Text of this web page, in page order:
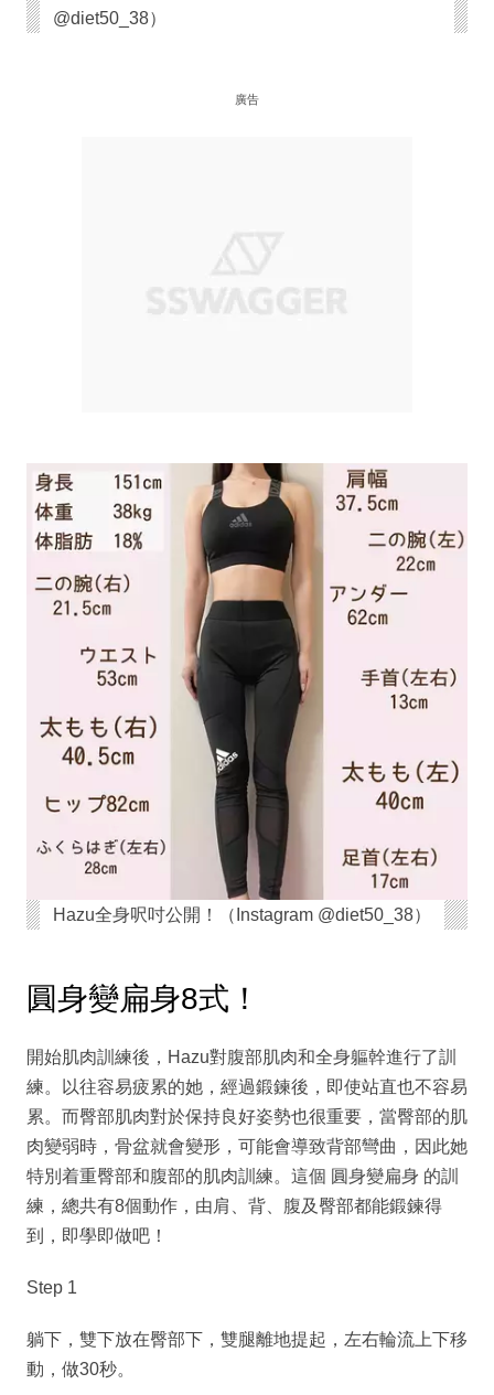
@diet50_38）
廣告
Hazu全身呎吋公開！（Instagram @diet50_38）
圓身變扁身8式！
開始肌肉訓練後，Hazu對腹部肌肉和全身軀幹進行了訓
練。以往容易疲累的她，經過鍛鍊後，即使站直也不容易
累。而臀部肌肉對於保持良好姿勢也很重要，當臀部的肌
肉變弱時，骨盆就會變形，可能會導致背部彎曲，因此她
特別着重臀部和腹部的肌肉訓練。這個 圓身變扁身 的訓
練，總共有8個動作，由肩、背、腹及臀部都能鍛鍊得
到，即學即做吧！
Step 1
躺下，雙下放在臀部下，雙腿離地提起，左右輪流上下移
動，做30秒。